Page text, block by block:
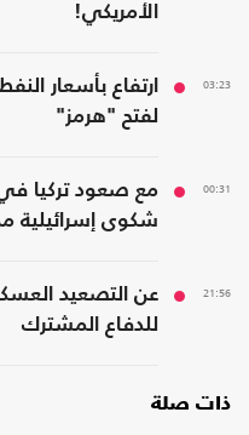
الأمريكي!
03:23
ارتفاع بأسعار
لفتح "هرمز"
00:31
مع صعود تركيا
شكوى إسرائيلية
21:56
عن التصعيد
للدفاع المشترك
ذات صلة